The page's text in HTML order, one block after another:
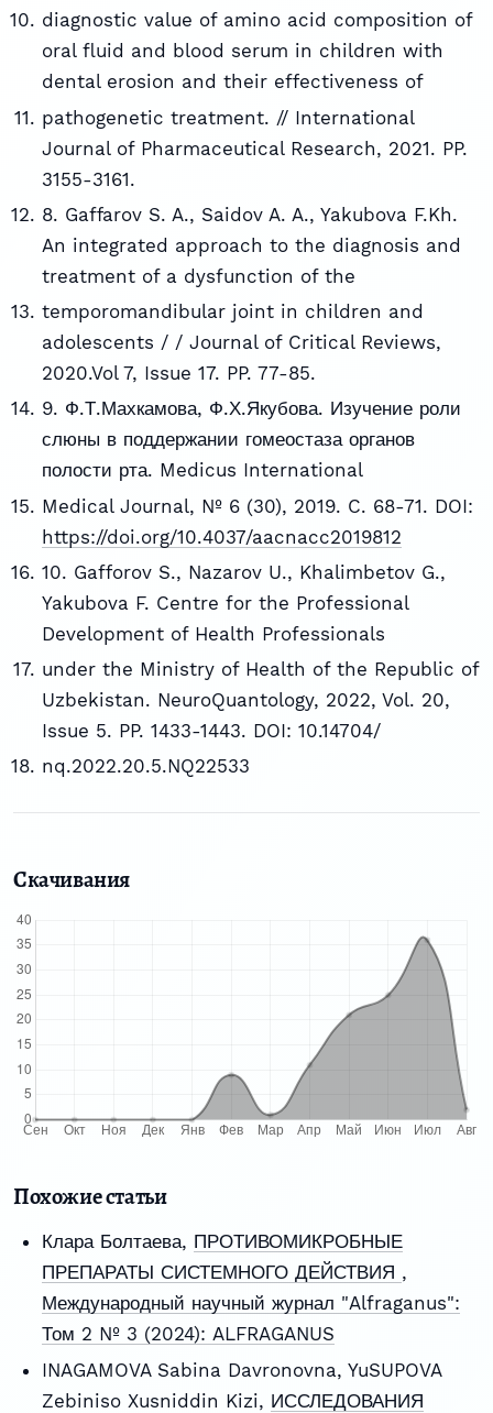
diagnostic value of amino acid composition of
oral fluid and blood serum in children with
dental erosion and their effectiveness of
pathogenetic treatment. // International
Journal of Pharmaceutical Research, 2021. PP.
3155-3161.
8. Gaffarov S. A., Saidov A. A., Yakubova F.Kh.
An integrated approach to the diagnosis and
treatment of a dysfunction of the
temporomandibular joint in children and
adolescents / / Journal of Critical Reviews,
2020.Vol 7, Issue 17. PP. 77-85.
9. Ф.Т.Махкамова, Ф.Х.Якубова. Изучение роли
слюны в поддержании гомеостаза органов
полости рта. Medicus International
Medical Journal, № 6 (30), 2019. C. 68-71. DOI:
https://doi.org/10.4037/aacnacc2019812
10. Gafforov S., Nazarov U., Khalimbetov G.,
Yakubova F. Centre for the Professional
Development of Health Professionals
under the Ministry of Health of the Republic of
Uzbekistan. NeuroQuantology, 2022, Vol. 20,
Issue 5. PP. 1433-1443. DOI: 10.14704/
nq.2022.20.5.NQ22533
Скачивания
Похожие статьи
Клара Болтаева, ПРОТИВОМИКРОБНЫЕ
ПРЕПАРАТЫ СИСТЕМНОГО ДЕЙСТВИЯ ,
Международный научный журнал "Alfraganus":
Том 2 № 3 (2024): ALFRAGANUS
INAGAMOVA Sabina Davronovna, YuSUPOVA
Zebiniso Xusniddin Kizi, ИССЛЕДОВАНИЯ